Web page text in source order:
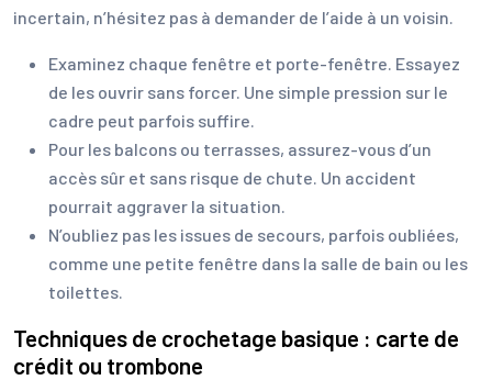
incertain, n’hésitez pas à demander de l’aide à un voisin.
Examinez chaque fenêtre et porte-fenêtre. Essayez
de les ouvrir sans forcer. Une simple pression sur le
cadre peut parfois suffire.
Pour les balcons ou terrasses, assurez-vous d’un
accès sûr et sans risque de chute. Un accident
pourrait aggraver la situation.
N’oubliez pas les issues de secours, parfois oubliées,
comme une petite fenêtre dans la salle de bain ou les
toilettes.
Techniques de crochetage basique : carte de
crédit ou trombone